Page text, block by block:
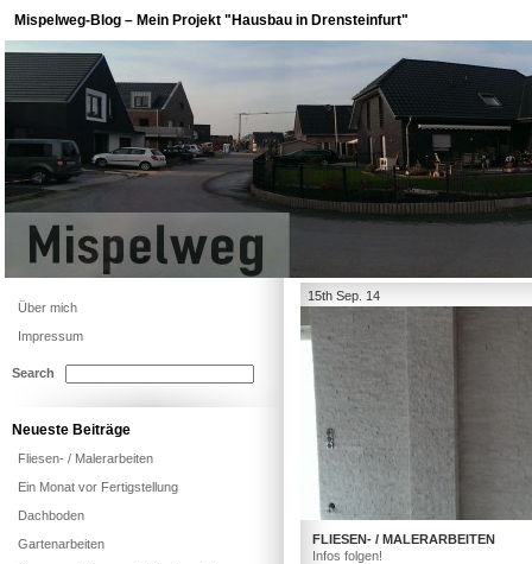
Mispelweg-Blog – Mein Projekt "Hausbau in Drensteinfurt"
15th Sep. 14
FLIESEN- / MALERARBEITEN
Infos folgen!
Über mich
Impressum
Search
Neueste Beiträge
Fliesen- / Malerarbeiten
Ein Monat vor Fertigstellung
Dachboden
Gartenarbeiten